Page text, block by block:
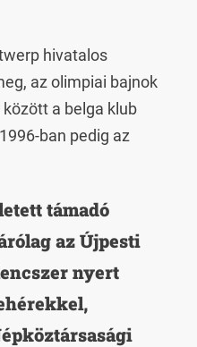
hivatalos
az olimpiai bajnok
a belga klub
ban pedig az
támadó
az Újpesti
nyert